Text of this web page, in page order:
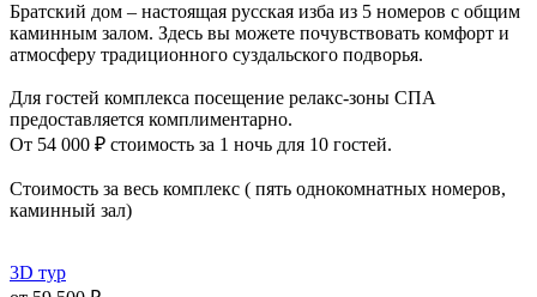
Братский дом – настоящая русская изба из 5 номеров с общим
каминным залом. Здесь вы можете почувствовать комфорт и
атмосферу традиционного суздальского подворья.
Для гостей комплекса посещение релакс-зоны СПА
предоставляется комплиментарно.
От 54 000 ₽ стоимость за 1 ночь для 10 гостей.
Стоимость за весь комплекс ( пять однокомнатных номеров,
каминный зал)
3D тур